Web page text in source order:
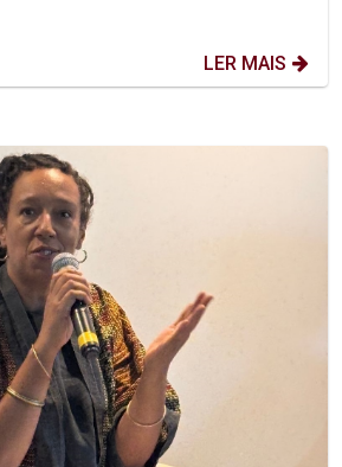
LER MAIS